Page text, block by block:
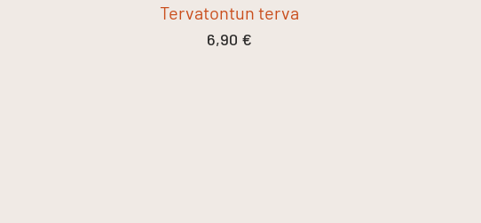
Tervatontun terva
6,90 €